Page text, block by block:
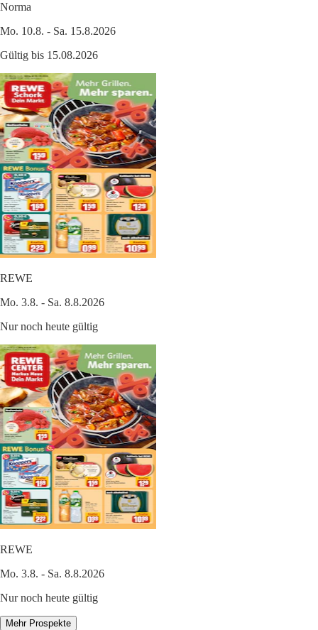
Norma
Mo. 10.8. - Sa. 15.8.2026
Gültig bis 15.08.2026
REWE
Mo. 3.8. - Sa. 8.8.2026
Nur noch heute gültig
REWE
Mo. 3.8. - Sa. 8.8.2026
Nur noch heute gültig
Mehr Prospekte